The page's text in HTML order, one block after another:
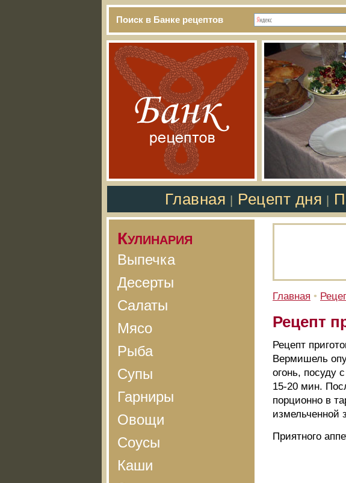
Поиск в Банке рецептов
Главная Рецепт дня
Кулинария
Выпечка
Десерты
Салаты
Мясо
Рыба
Супы
Гарниры
Овощи
Соусы
Каши
Главная •
Рецепт
Рецепт
Вермишель
огонь, посуду
15-20 мин.
порционно в
измельченной
Приятного